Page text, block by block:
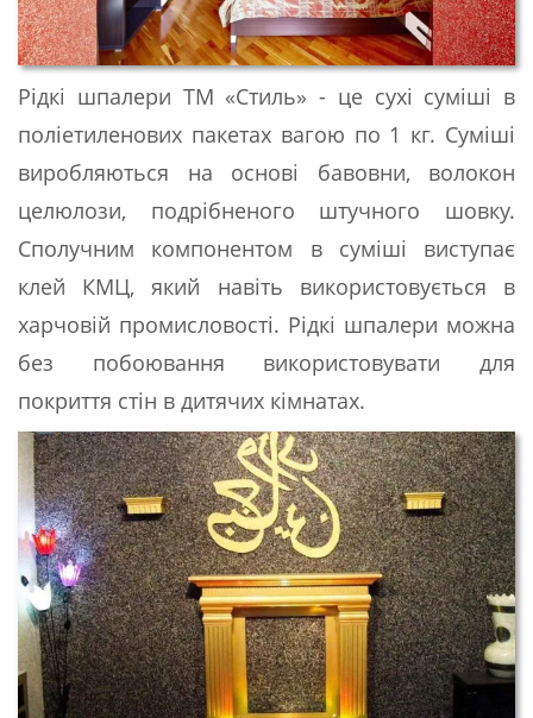
Рідкі шпалери ТМ «Стиль» - це сухі суміші в
поліетиленових пакетах вагою по 1 кг. Суміші
виробляються на основі бавовни, волокон
целюлози, подрібненого штучного шовку.
Сполучним компонентом в суміші виступає
клей КМЦ, який навіть використовується в
харчовій промисловості. Рідкі шпалери можна
без побоювання використовувати для
покриття стін в дитячих кімнатах.